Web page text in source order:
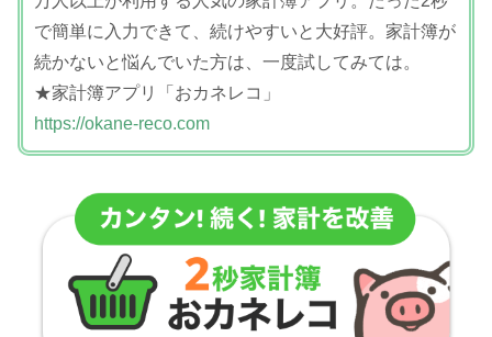
で簡単に入力できて、続けやすいと大好評。家計簿が
続かないと悩んでいた方は、一度試してみては。
★家計簿アプリ「おカネレコ」
https://okane-reco.com